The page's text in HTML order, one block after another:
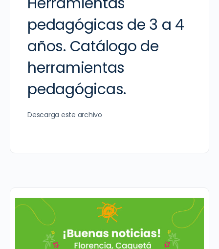
pedagógicas de 3 a 4
años. Catálogo de
herramientas
pedagógicas.
Descarga este archivo